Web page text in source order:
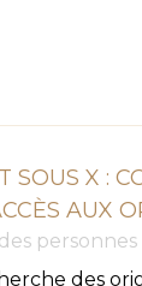
SOUS X :
AUX
des